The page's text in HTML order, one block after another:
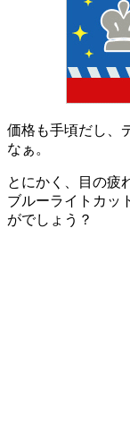
価格も手頃だし、
なぁ。
とにかく、目の疲
ブルーライトカッ
がでしょう？